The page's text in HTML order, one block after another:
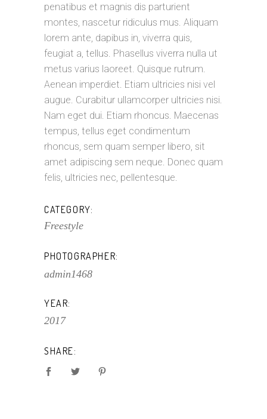
penatibus et magnis dis parturient
montes, nascetur ridiculus mus. Aliquam
lorem ante, dapibus in, viverra quis,
feugiat a, tellus. Phasellus viverra nulla ut
metus varius laoreet. Quisque rutrum.
Aenean imperdiet. Etiam ultricies nisi vel
augue. Curabitur ullamcorper ultricies nisi.
Nam eget dui. Etiam rhoncus. Maecenas
tempus, tellus eget condimentum
rhoncus, sem quam semper libero, sit
amet adipiscing sem neque. Donec quam
felis, ultricies nec, pellentesque.
CATEGORY:
Freestyle
PHOTOGRAPHER:
admin1468
YEAR:
2017
SHARE: